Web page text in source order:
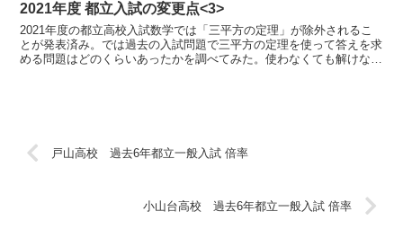
2021年度 都立入試の変更点<3>
2021年度の都立高校入試数学では「三平方の定理」が除外されるこ
とが発表済み。では過去の入試問題で三平方の定理を使って答えを求
める問題はどのくらいあったかを調べてみた。使わなくても解けない
戸山高校 過去6年都立一般入試 倍率
小山台高校 過去6年都立一般入試 倍率